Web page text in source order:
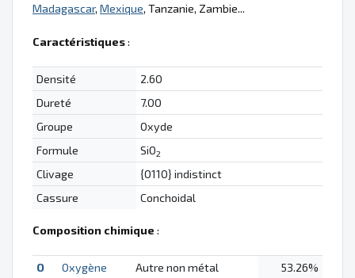
Madagascar, Mexique, Tanzanie, Zambie...
Caractéristiques:
Densité
2.60
Dureté
7.00
Groupe
Oxyde
Formule
SiO2
Clivage
{0110} indistinct
Cassure
Conchoidal
Composition chimique :
O Oxygène Autre non métal
53.26%